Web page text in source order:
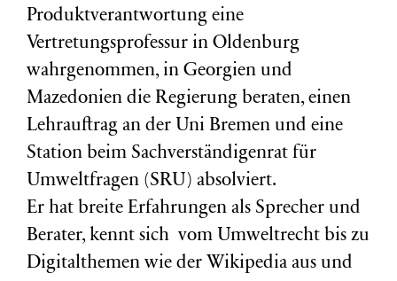
Produktverantwortung eine
Vertretungsprofessur in Oldenburg
wahrgenommen, in Georgien und
Mazedonien die Regierung beraten, einen
Lehrauftrag an der Uni Bremen und eine
Station beim Sachverständigenrat für
Umweltfragen (SRU) absolviert.
Er hat breite Erfahrungen als Sprecher und
Berater, kennt sich vom Umweltrecht bis zu
Digitalthemen wie der Wikipedia aus und